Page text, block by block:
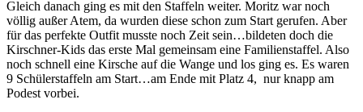
Gleich danach ging es mit den Staffeln weiter. Moritz war noch
völlig außer Atem, da wurden diese schon zum Start gerufen. Aber
für das perfekte Outfit musste noch Zeit sein…bildeten doch die
Kirschner-Kids das erste Mal gemeinsam eine Familienstaffel. Also
noch schnell eine Kirsche auf die Wange und los ging es. Es waren
9 Schülerstaffeln am Start…am Ende mit Platz 4, nur knapp am
Podest vorbei.